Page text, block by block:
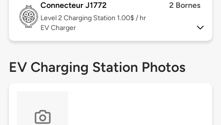
Connecteur J1772 2 Bornes
Level 2 Charging Station 1.00$ / hr
EV Charger
EV Charging Station Photos